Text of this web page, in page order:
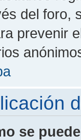
del foro,
prevenir
se